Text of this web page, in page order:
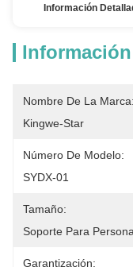
Información
Nombre De La Marca:
Kingwe-Star
Número De Modelo:
SYDX-01
Tamaño:
Soporte Para
Garantización: